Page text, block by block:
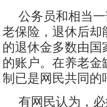
公务员和相当
老保险，退休后却
的退休金多数由
的账户。在养老
制已是网民共同的
有网民认为，